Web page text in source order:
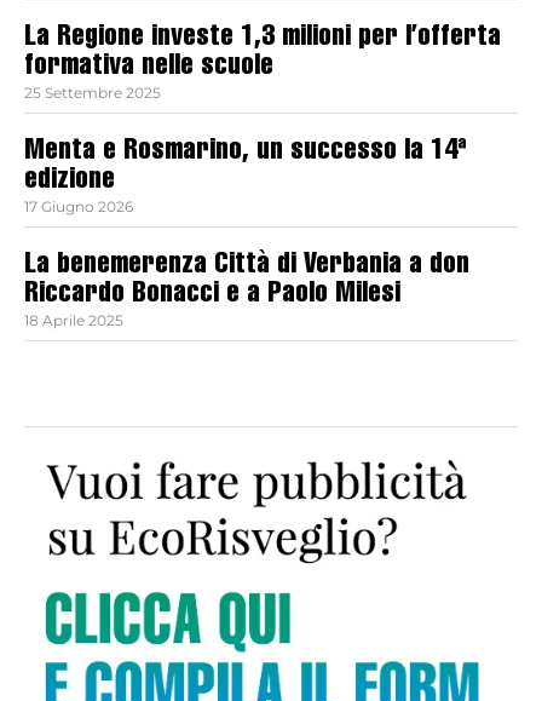
La Regione investe 1,3 milioni per l’offerta
formativa nelle scuole
25 Settembre 2025
Menta e Rosmarino, un successo la 14ª
edizione
17 Giugno 2026
La benemerenza Città di Verbania a don
Riccardo Bonacci e a Paolo Milesi
18 Aprile 2025